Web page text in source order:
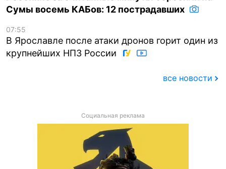
Сумы восемь КАБов: 12 пострадавших
07:55
В Ярославле после атаки дронов горит один из
крупнейших НПЗ России
все новости
Социальная реклама